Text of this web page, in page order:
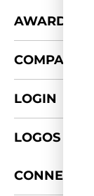
AWARDS
COMPANY
LOGIN
LOGOS &
CONNECT